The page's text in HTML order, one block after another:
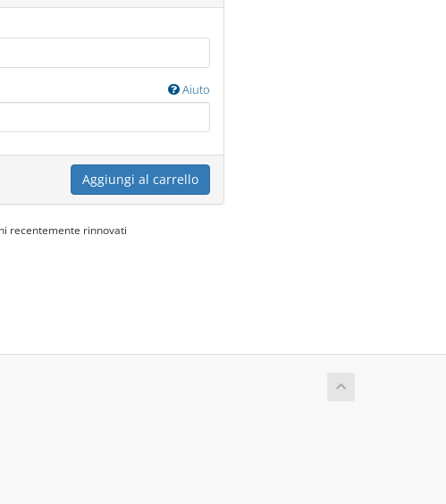
Aiuto
Aggiungi al carrello
recentemente rinnovati